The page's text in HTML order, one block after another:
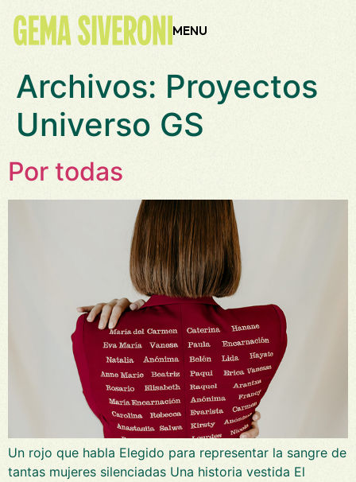
MENU
Archivos: Proyectos
Universo GS
Por todas
Un rojo que habla Elegido para representar la sangre de
tantas mujeres silenciadas Una historia vestida El